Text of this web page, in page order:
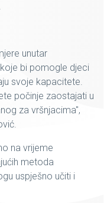
unutar
bi pomogle djeci
svoje kapacitete.
počinje zaostajati u
za vršnjacima",
na vrijeme
metoda
uspješno učiti i